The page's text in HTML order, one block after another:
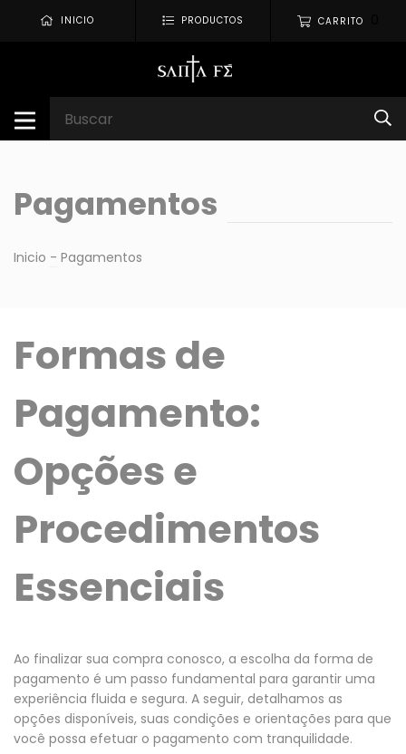
INICIO PRODUCTOS CARRITO
Pagamentos
Inicio - Pagamentos
Formas de
Pagamento:
Opções e
Procedimentos
Essenciais
Ao finalizar sua compra conosco, a escolha da forma de
pagamento é um passo fundamental para garantir uma
experiência fluida e segura. A seguir, detalhamos as
opções disponíveis, suas condições e orientações para que
você possa efetuar o pagamento com tranquilidade.